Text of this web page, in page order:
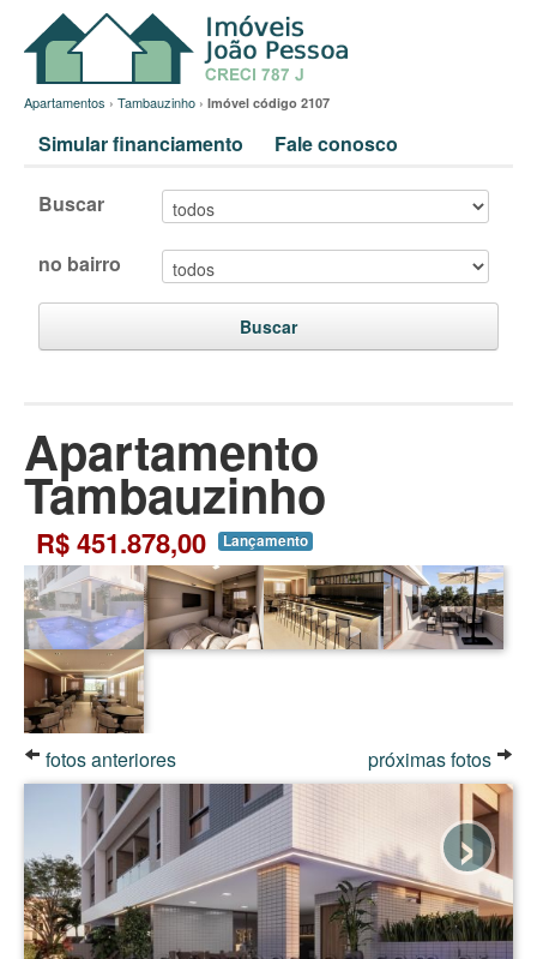
Apartamentos › Tambauzinho › Imóvel código 2107
Simular financiamento Fale conosco
Buscar
no bairro
Buscar
Apartamento
Tambauzinho
R$ 451.878,00 Lançamento
fotos anteriores próximas fotos
›